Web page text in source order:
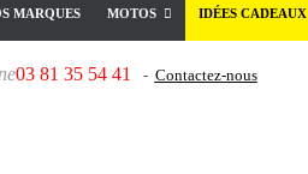
MARQUES MOTOS IDÉES CADEAUX
03 81 35 54 41 - Contactez-nous